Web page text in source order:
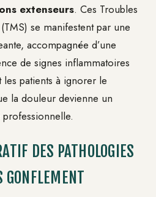
extenseurs. Ces Troubles
se manifestent par une
accompagnée d’une
de signes inflammatoires
les patients à ignorer le
la douleur devienne un
professionnelle.
DES PATHOLOGIES
GONFLEMENT